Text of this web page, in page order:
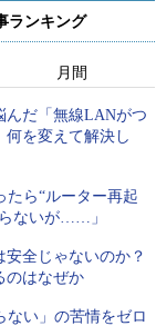
ランキング
月間
んだ「無線LANがつ
を変えて解決し
ら“ルーター再起
ないが……」
安全じゃないのか？
はなぜか
ない」の苦情をゼロ